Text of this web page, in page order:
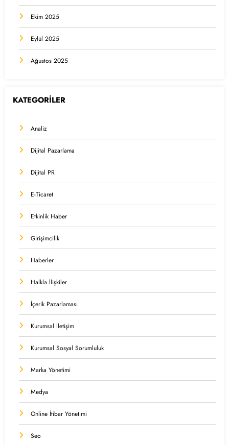
Ekim 2025
Eylül 2025
Ağustos 2025
KATEGORİLER
Analiz
Dijital Pazarlama
Dijital PR
E-Ticaret
Etkinlik Haber
Girişimcilik
Haberler
Halkla İlişkiler
İçerik Pazarlaması
Kurumsal İletişim
Kurumsal Sosyal Sorumluluk
Marka Yönetimi
Medya
Online İtibar Yönetimi
Seo